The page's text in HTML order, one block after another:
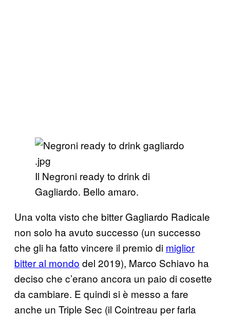
Il Negroni ready to drink di
Gagliardo. Bello amaro.
Una volta visto che bitter Gagliardo Radicale
non solo ha avuto successo (un successo
che gli ha fatto vincere il premio di miglior
bitter al mondo del 2019), Marco Schiavo ha
deciso che c’erano ancora un paio di cosette
da cambiare. E quindi si è messo a fare
anche un Triple Sec (il Cointreau per farla